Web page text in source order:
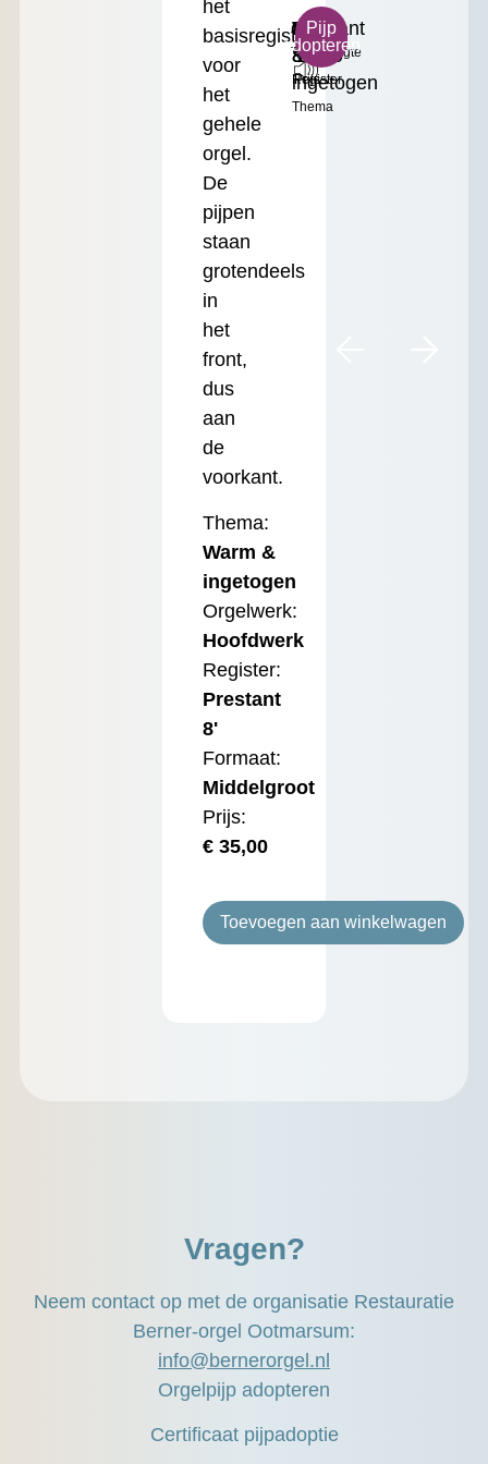
het
basisregister
voor
het
gehele
orgel.
De
pijpen
staan
grotendeels
in
het
front,
dus
aan
de
voorkant.
Thema:
Warm &
ingetogen
Orgelwerk:
Hoofdwerk
Register:
Prestant
8'
Formaat:
Middelgroot
Prijs:
€35,00
Toevoegen aan winkelwagen
ds²
Toonhoogte
Warm
&
ingetogen
Thema
Prestant
8'
Register
Klein
Formaat
€
17.50
Prijs
Pijp
adopteren
Vragen?
Neem contact op met de organisatie Restauratie
Berner-orgel Ootmarsum:
info@bernerorgel.nl
Orgelpijp adopteren
Certificaat pijpadoptie